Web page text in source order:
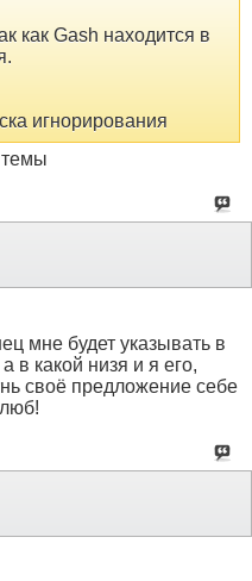
как Gash находится в
игнорирования
темы
мне будет указывать в
в какой низя и я его,
своё предложение себе